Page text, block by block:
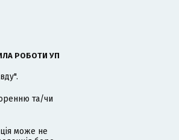
РОБОТИ УП
та/чи
може не